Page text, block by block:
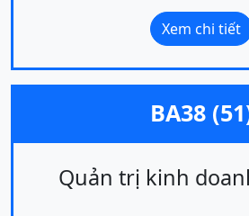
Xem chi tiết
BA38
Quản trị kinh